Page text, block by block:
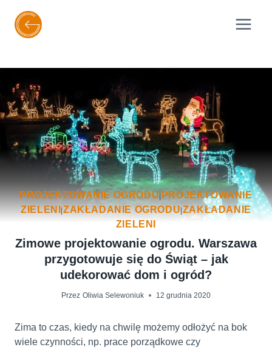
treści
PROJEKTOWANIE OGRODU|PROJEKTOWANIE
ZIELENI |ZAKŁADANIE OGRODU|ZAKŁADANIE
ZIELENI
Zimowe projektowanie ogrodu. Warszawa
przygotowuje się do Świąt – jak
udekorować dom i ogród?
Przez Oliwia Selewoniuk 12 grudnia 2020
Zima to czas, kiedy na chwilę możemy odłożyć na bok
wiele czynności, np. prace porządkowe czy